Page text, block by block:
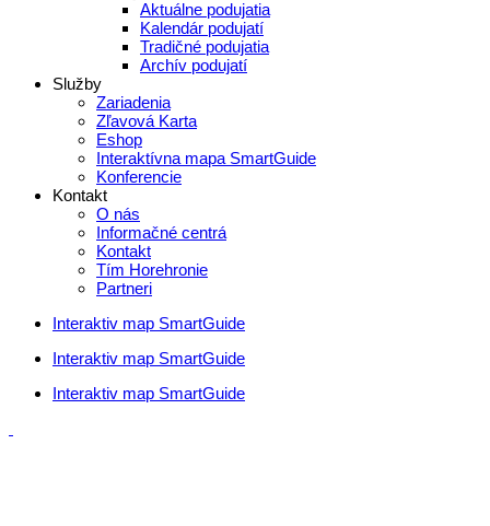
Aktuálne podujatia
Kalendár podujatí
Tradičné podujatia
Archív podujatí
Služby
Zariadenia
Zľavová Karta
Eshop
Interaktívna mapa SmartGuide
Konferencie
Kontakt
O nás
Informačné centrá
Kontakt
Tím Horehronie
Partneri
Interaktiv map SmartGuide
Interaktiv map SmartGuide
Interaktiv map SmartGuide